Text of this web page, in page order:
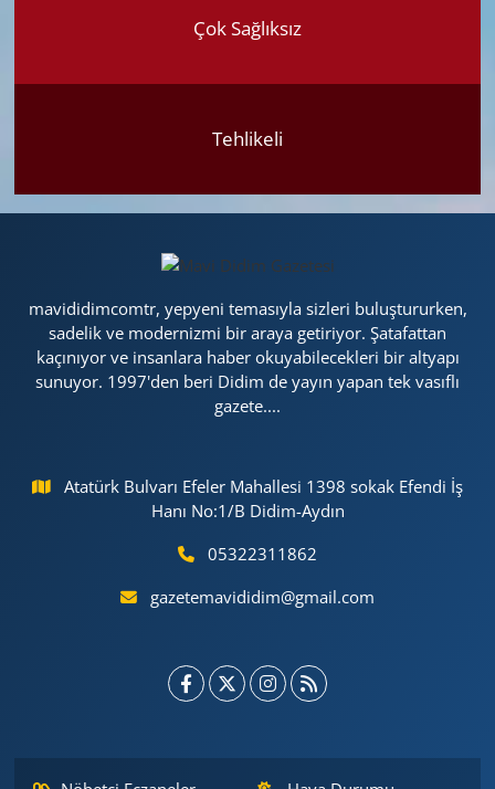
Çok Sağlıksız
Tehlikeli
mavididimcomtr, yepyeni temasıyla sizleri buluştururken,
sadelik ve modernizmi bir araya getiriyor. Şatafattan
kaçınıyor ve insanlara haber okuyabilecekleri bir altyapı
sunuyor. 1997'den beri Didim de yayın yapan tek vasıflı
gazete....
Atatürk Bulvarı Efeler Mahallesi 1398 sokak Efendi İş
Hanı No:1/B Didim-Aydın
05322311862
gazetemavididim@gmail.com